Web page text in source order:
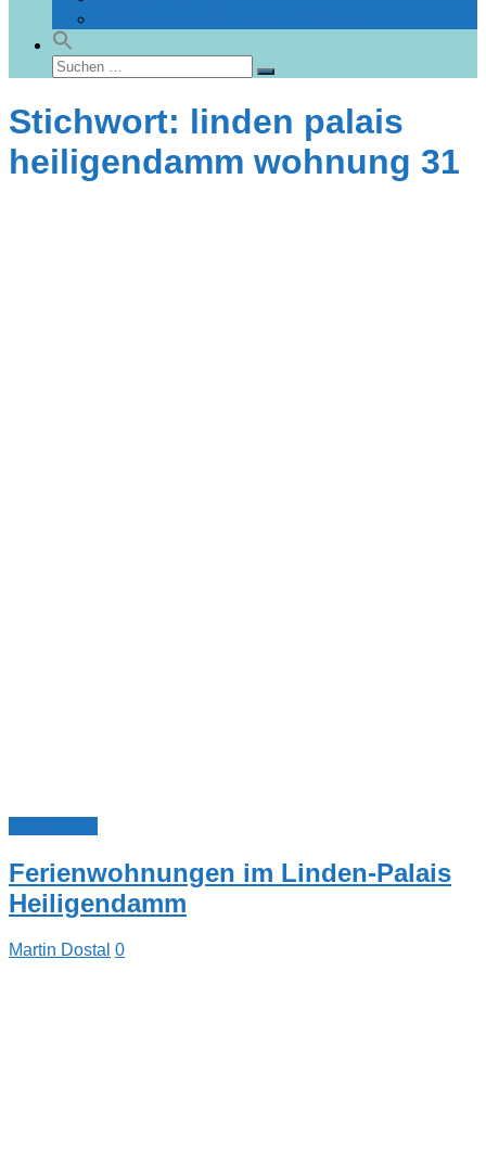
Suchen
nach:
Suchen
Stichwort: linden palais
heiligendamm wohnung 31
Ferienwohnungen im Linden-Palais
Heiligendamm
Martin Dostal 0